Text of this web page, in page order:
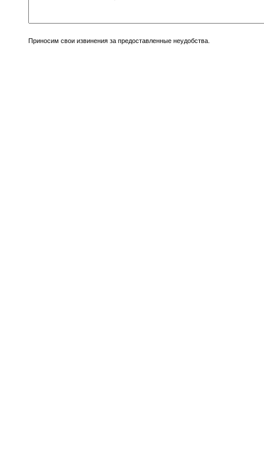
Приносим свои извинения за предоставленные неудобства.